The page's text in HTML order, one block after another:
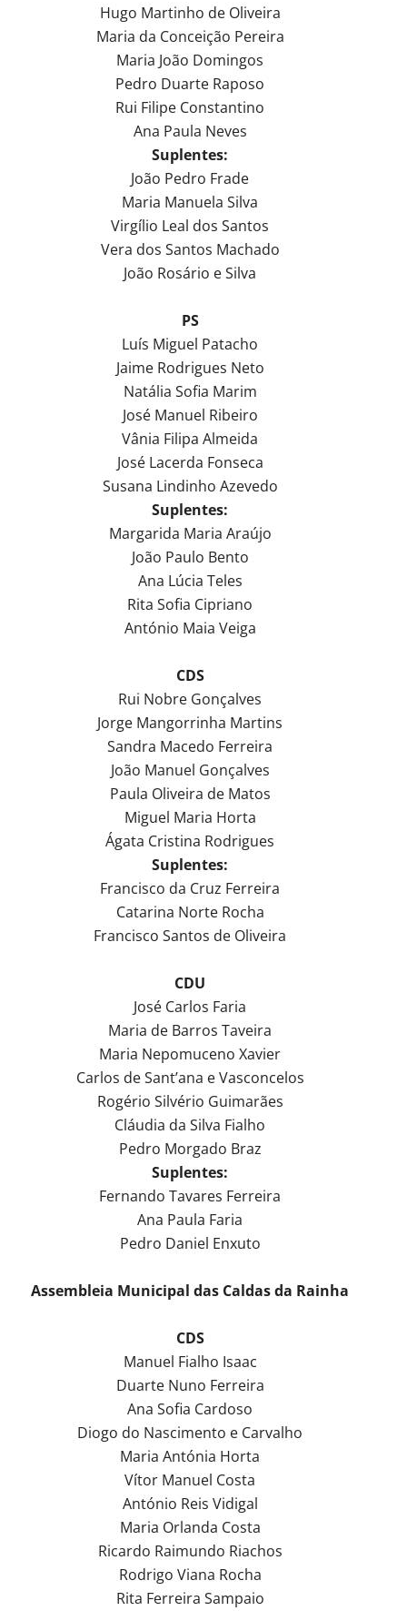
Hugo Martinho de Oliveira
Maria da Conceição Pereira
Maria João Domingos
Pedro Duarte Raposo
Rui Filipe Constantino
Ana Paula Neves
Suplentes:
João Pedro Frade
Maria Manuela Silva
Virgílio Leal dos Santos
Vera dos Santos Machado
João Rosário e Silva
PS
Luís Miguel Patacho
Jaime Rodrigues Neto
Natália Sofia Marim
José Manuel Ribeiro
Vânia Filipa Almeida
José Lacerda Fonseca
Susana Lindinho Azevedo
Suplentes:
Margarida Maria Araújo
João Paulo Bento
Ana Lúcia Teles
Rita Sofia Cipriano
António Maia Veiga
CDS
Rui Nobre Gonçalves
Jorge Mangorrinha Martins
Sandra Macedo Ferreira
João Manuel Gonçalves
Paula Oliveira de Matos
Miguel Maria Horta
Ágata Cristina Rodrigues
Suplentes:
Francisco da Cruz Ferreira
Catarina Norte Rocha
Francisco Santos de Oliveira
CDU
José Carlos Faria
Maria de Barros Taveira
Maria Nepomuceno Xavier
Carlos de Sant’ana e Vasconcelos
Rogério Silvério Guimarães
Cláudia da Silva Fialho
Pedro Morgado Braz
Suplentes:
Fernando Tavares Ferreira
Ana Paula Faria
Pedro Daniel Enxuto
Assembleia Municipal das Caldas da Rainha
CDS
Manuel Fialho Isaac
Duarte Nuno Ferreira
Ana Sofia Cardoso
Diogo do Nascimento e Carvalho
Maria Antónia Horta
Vítor Manuel Costa
António Reis Vidigal
Maria Orlanda Costa
Ricardo Raimundo Riachos
Rodrigo Viana Rocha
Rita Ferreira Sampaio